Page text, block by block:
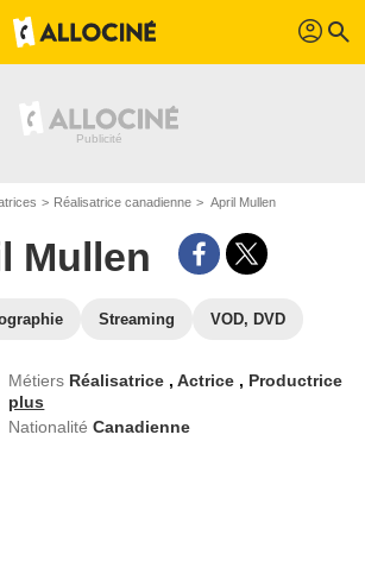
profil search
Réalisatrice canadienne April Mullen
Mullen
Streaming VOD, DVD
Métiers Réalisatrice ,Actrice , Productrice
plus
NationalitéCanadienne